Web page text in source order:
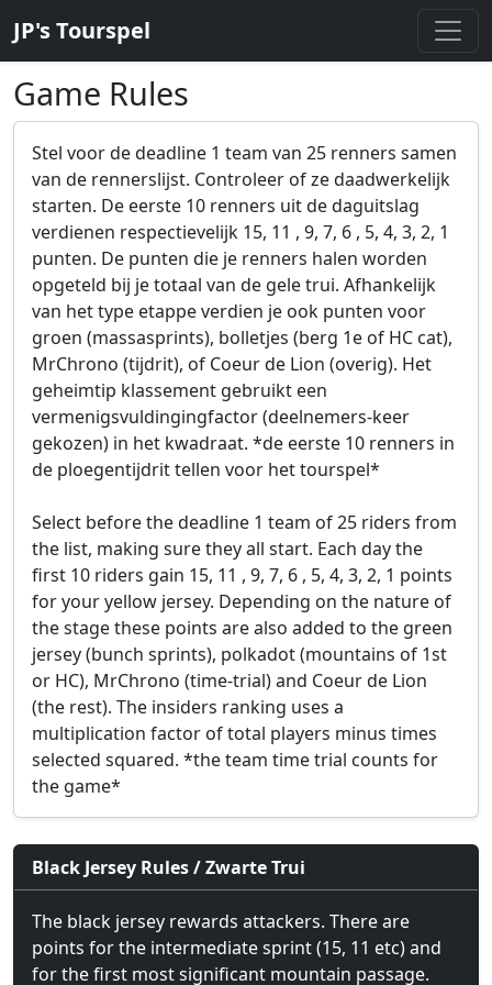
JP's Tourspel
Game Rules
Stel voor de deadline 1 team van 25 renners samen
van de rennerslijst. Controleer of ze daadwerkelijk
starten. De eerste 10 renners uit de daguitslag
verdienen respectievelijk 15, 11 , 9, 7, 6 , 5, 4, 3, 2, 1
punten. De punten die je renners halen worden
opgeteld bij je totaal van de gele trui. Afhankelijk
van het type etappe verdien je ook punten voor
groen (massasprints), bolletjes (berg 1e of HC cat),
MrChrono (tijdrit), of Coeur de Lion (overig). Het
geheimtip klassement gebruikt een
vermenigsvuldingingfactor (deelnemers-keer
gekozen) in het kwadraat. *de eerste 10 renners in
de ploegentijdrit tellen voor het tourspel*
Select before the deadline 1 team of 25 riders from
the list, making sure they all start. Each day the
first 10 riders gain 15, 11 , 9, 7, 6 , 5, 4, 3, 2, 1 points
for your yellow jersey. Depending on the nature of
the stage these points are also added to the green
jersey (bunch sprints), polkadot (mountains of 1st
or HC), MrChrono (time-trial) and Coeur de Lion
(the rest). The insiders ranking uses a
multiplication factor of total players minus times
selected squared. *the team time trial counts for
the game*
Black Jersey Rules / Zwarte Trui
The black jersey rewards attackers. There are
points for the intermediate sprint (15, 11 etc) and
for the first most significant mountain passage.